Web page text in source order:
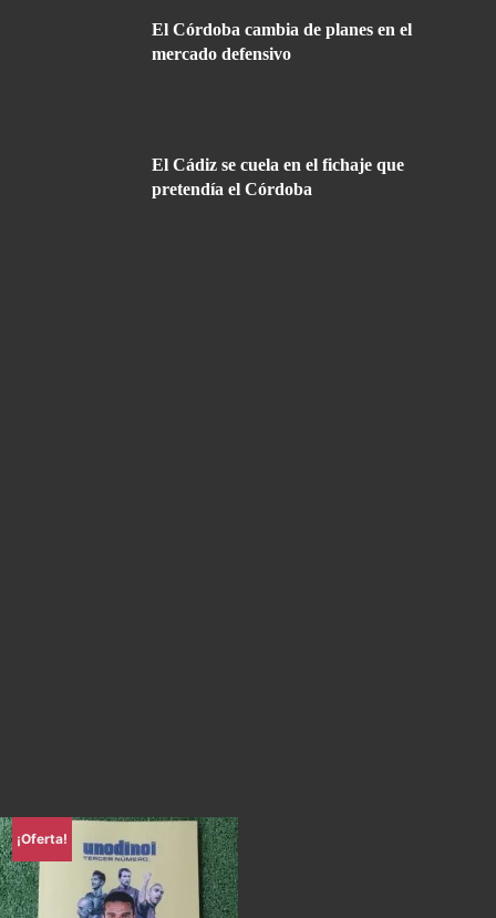
El Córdoba cambia de planes en el
mercado defensivo
El Cádiz se cuela en el fichaje que
pretendía el Córdoba
¡Oferta!